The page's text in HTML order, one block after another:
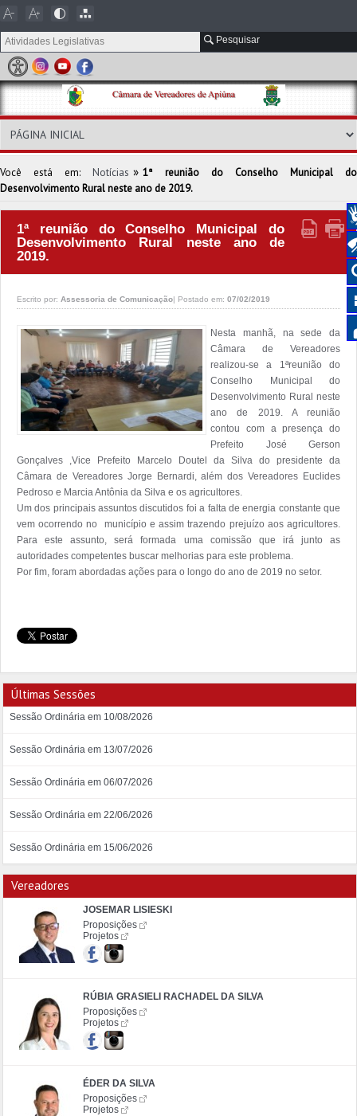
Pesquisar
Você está em: Notícias » 1ª reunião do Conselho Municipal do
Desenvolvimento Rural neste ano de 2019.
1ª reunião do Conselho Municipal do
Desenvolvimento Rural neste ano de
2019.
Escrito por: Assessoria de Comunicação| Postado em: 07/02/2019
Nesta manhã, na sede da
Câmara de Vereadores
realizou-se a 1ªreunião do
Conselho Municipal do
Desenvolvimento Rural neste
ano de 2019. A reunião
contou com a presença do
Prefeito José Gerson
Gonçalves ,Vice Prefeito Marcelo Doutel da Silva do presidente da
Câmara de Vereadores Jorge Bernardi, além dos Vereadores Euclides
Pedroso e Marcia Antônia da Silva e os agricultores.
Um dos principais assuntos discutidos foi a falta de energia constante que
vem ocorrendo no  município e assim trazendo prejuízo aos agricultores.
Para este assunto, será formada uma comissão que irá junto as
autoridades competentes buscar melhorias para este problema.
Últimas Sessões
Sessão Ordinária em 10/08/2026
Sessão Ordinária em 13/07/2026
Sessão Ordinária em 06/07/2026
Sessão Ordinária em 22/06/2026
Sessão Ordinária em 15/06/2026
Vereadores
JOSEMAR LISIESKI
Proposições
Projetos
RÚBIA GRASIELI RACHADEL DA SILVA
Proposições
Projetos
ÉDER DA SILVA
Proposições
Projetos